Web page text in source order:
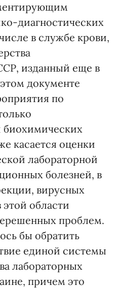
диагностических
в службе крови,
изданный еще в
этом документе
по
касается оценки
лабораторной
болезней, в
вирусных
этой области
проблем.
бы обратить
единой системы
лабораторных
причем это